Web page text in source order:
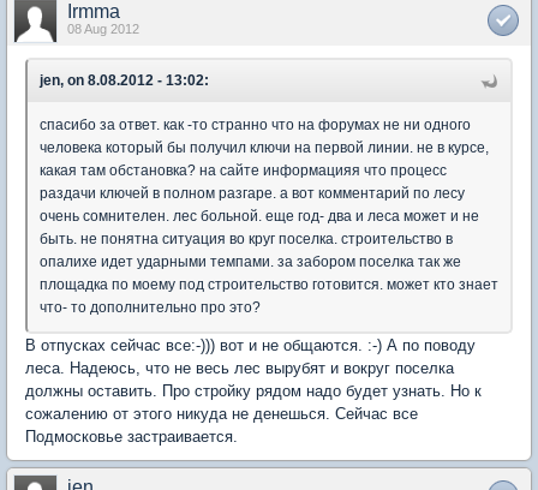
Irmma
08 Aug 2012
jen, on 8.08.2012 - 13:02:
спасибо за ответ. как -то странно что на форумах не ни одного
человека который бы получил ключи на первой линии. не в курсе,
какая там обстановка? на сайте информацияя что процесс
раздачи ключей в полном разгаре. а вот комментарий по лесу
очень сомнителен. лес больной. еще год- два и леса может и не
быть. не понятна ситуация во круг поселка. строительство в
опалихе идет ударными темпами. за забором поселка так же
площадка по моему под строительство готовится. может кто знает
что- то дополнительно про это?
В отпусках сейчас все:-))) вот и не общаются. :-) А по поводу
леса. Надеюсь, что не весь лес вырубят и вокруг поселка
должны оставить. Про стройку рядом надо будет узнать. Но к
сожалению от этого никуда не денешься. Сейчас все
Подмосковье застраивается.